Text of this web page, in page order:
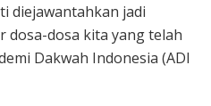
diejawantahkan jadi
dosa-dosa kita yang telah
Dakwah Indonesia (ADI